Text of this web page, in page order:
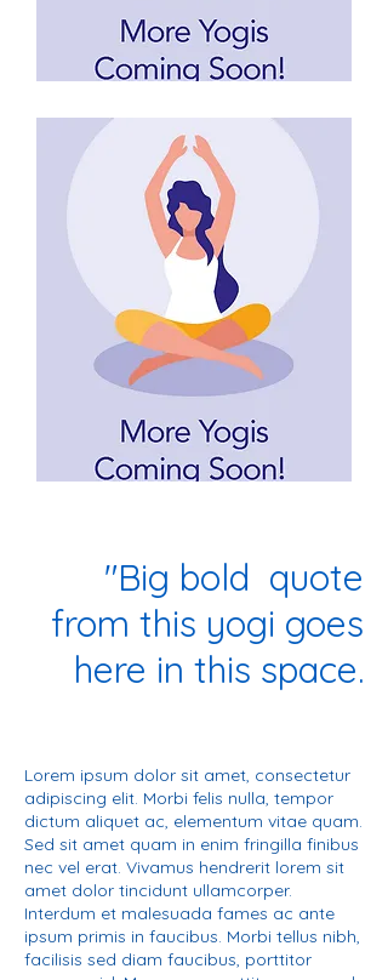
"Big bold quote
from this yogi goes
here in this space.
Lorem ipsum dolor sit amet, consectetur
adipiscing elit. Morbi felis nulla, tempor
dictum aliquet ac, elementum vitae quam.
Sed sit amet quam in enim fringilla finibus
nec vel erat. Vivamus hendrerit lorem sit
amet dolor tincidunt ullamcorper.
Interdum et malesuada fames ac ante
ipsum primis in faucibus. Morbi tellus nibh,
facilisis sed diam faucibus, porttitor